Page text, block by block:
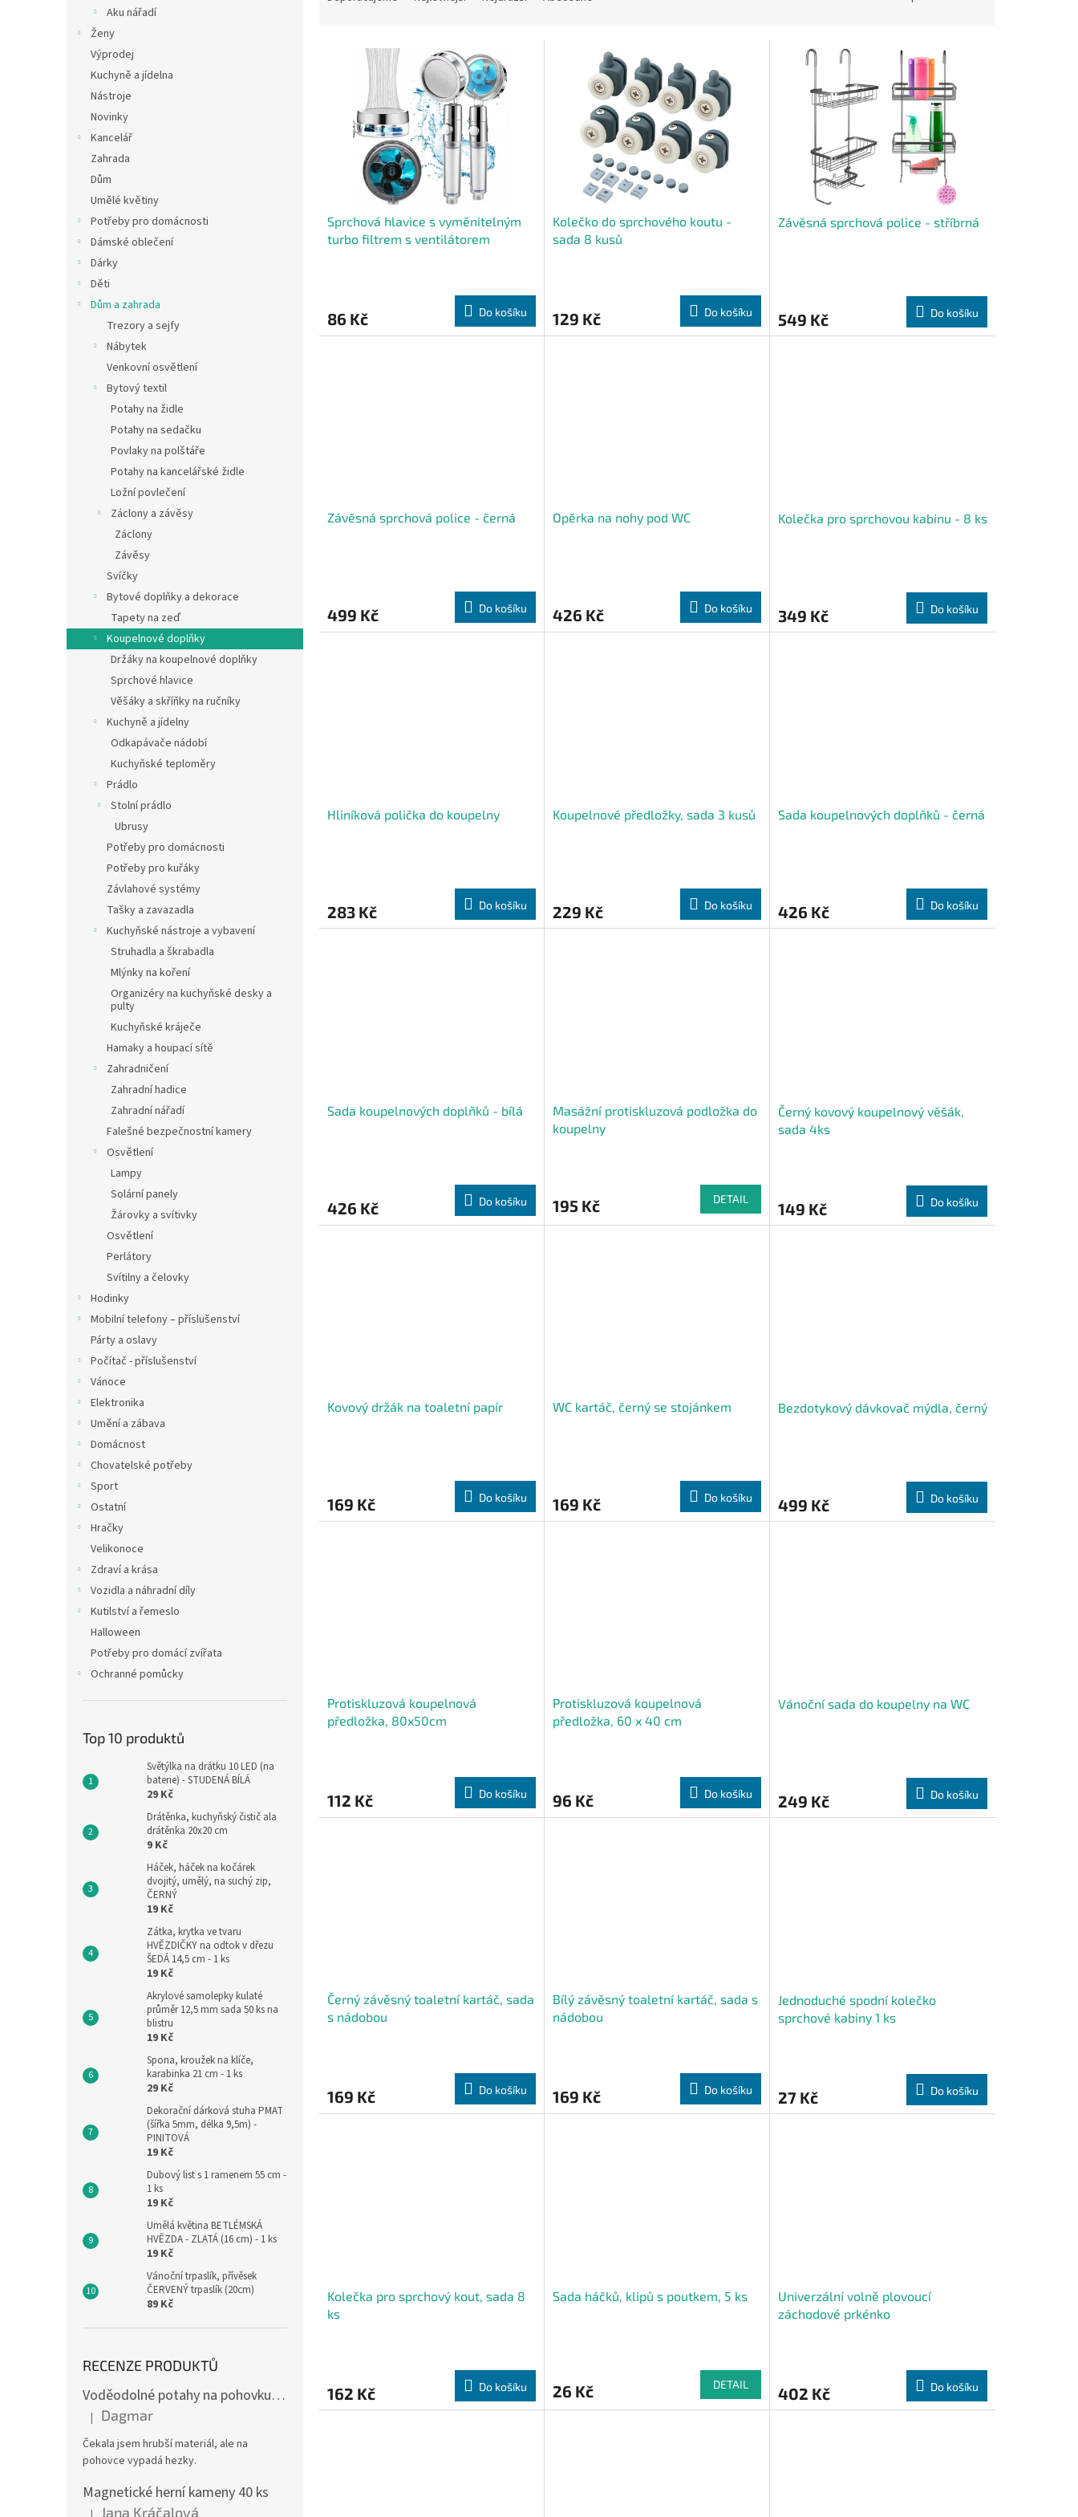
Aku nářadí
Ženy
Výprodej
Kuchyně a jídelna
Nástroje
Novinky
Kancelář
Zahrada
Dům
Umělé květiny
Potřeby pro domácnosti
Dámské oblečení
Dárky
Děti
Dům a zahrada
Trezory a sejfy
Nábytek
Venkovní osvětlení
Bytový textil
Potahy na židle
Potahy na sedačku
Povlaky na polštáře
Potahy na kancelářské židle
Ložní povlečení
Záclony a závěsy
Záclony
Závěsy
Svíčky
Bytové doplňky a dekorace
Tapety na zeď
Koupelnové doplňky
Držáky na koupelnové doplňky
Sprchové hlavice
Věšáky a skříňky na ručníky
Kuchyně a jídelny
Odkapávače nádobí
Kuchyňské teploměry
Prádlo
Stolní prádlo
Ubrusy
Potřeby pro domácnosti
Potřeby pro kuřáky
Závlahové systémy
Tašky a zavazadla
Kuchyňské nástroje a vybavení
Struhadla a škrabadla
Mlýnky na koření
Organizéry na kuchyňské desky a
pulty
Kuchyňské kráječe
Hamaky a houpací sítě
Zahradničení
Zahradní hadice
Zahradní nářadí
Falešné bezpečnostní kamery
Osvětlení
Lampy
Solární panely
Žárovky a svítivky
Osvětlení
Perlátory
Svítilny a čelovky
Hodinky
Mobilní telefony – příslušenství
Párty a oslavy
Počítač - příslušenství
Vánoce
Elektronika
Umění a zábava
Domácnost
Chovatelské potřeby
Sport
Ostatní
Hračky
Velikonoce
Zdraví a krása
Vozidla a náhradní díly
Kutilství a řemeslo
Halloween
Potřeby pro domácí zvířata
Ochranné pomůcky
Top 10 produktů
Světýlka na drátku 10 LED (na
baterie) - STUDENÁ BÍLÁ
29 Kč
Drátěnka, kuchyňský čistič ala
drátěnka 20x20 cm
9 Kč
Háček, háček na kočárek
dvojitý, umělý, na suchý zip,
ČERNÝ
19 Kč
Zátka, krytka ve tvaru
HVĚZDIČKY na odtok v dřezu
ŠEDÁ 14,5 cm - 1 ks
19 Kč
Akrylové samolepky kulaté
průměr 12,5 mm sada 50 ks na
blistru
19 Kč
Spona, kroužek na klíče,
karabinka 21 cm - 1 ks
29 Kč
Dekorační dárková stuha PMAT
(šířka 5mm, délka 9,5m) -
PINITOVÁ
19 Kč
Dubový list s 1 ramenem 55 cm -
1 ks
19 Kč
Umělá květina BETLÉMSKÁ
HVĚZDA - ZLATÁ (16 cm) - 1 ks
19 Kč
Vánoční trpaslík, přívěsek
ČERVENÝ trpaslík (20cm)
89 Kč
RECENZE PRODUKTŮ
Voděodolné potahy na pohovku se vzorem
Hodnocení produktu je 4 z 5 hvězdiček.
| Dagmar
Čekala jsem hrubší materiál, ale na
pohovce vypadá hezky.
Magnetické herní kameny 40 ks
Jana Kráčalová
Sprchová hlavice s vyměnitelným
turbo filtrem s ventilátorem
86 Kč Do košíku
Kolečko do sprchového koutu -
sada 8 kusů
129 Kč Do košíku
Závěsná sprchová police - stříbrná
549 Kč Do košíku
Závěsná sprchová police - černá
499 Kč Do košíku
Opěrka na nohy pod WC
426 Kč Do košíku
Kolečka pro sprchovou kabinu - 8 ks
349 Kč Do košíku
Hliníková polička do koupelny
283 Kč Do košíku
Koupelnové předložky, sada 3 kusů
229 Kč Do košíku
Sada koupelnových doplňků - černá
426 Kč Do košíku
Sada koupelnových doplňků - bílá
426 Kč Do košíku
Masážní protiskluzová podložka do
koupelny
195 Kč DETAIL
Černý kovový koupelnový věšák,
sada 4ks
149 Kč Do košíku
Kovový držák na toaletní papír
169 Kč Do košíku
WC kartáč, černý se stojánkem
169 Kč Do košíku
Bezdotykový dávkovač mýdla, černý
499 Kč Do košíku
Protiskluzová koupelnová
předložka, 80x50cm
112 Kč Do košíku
Protiskluzová koupelnová
předložka, 60 x 40 cm
96 Kč Do košíku
Vánoční sada do koupelny na WC
249 Kč Do košíku
Černý závěsný toaletní kartáč, sada
s nádobou
169 Kč Do košíku
Bílý závěsný toaletní kartáč, sada s
nádobou
169 Kč Do košíku
Jednoduché spodní kolečko
sprchové kabiny 1 ks
27 Kč Do košíku
Kolečka pro sprchový kout, sada 8
ks
162 Kč Do košíku
Sada háčků, klipů s poutkem, 5 ks
26 Kč DETAIL
Univerzální volně plovoucí
záchodové prkénko
402 Kč Do košíku